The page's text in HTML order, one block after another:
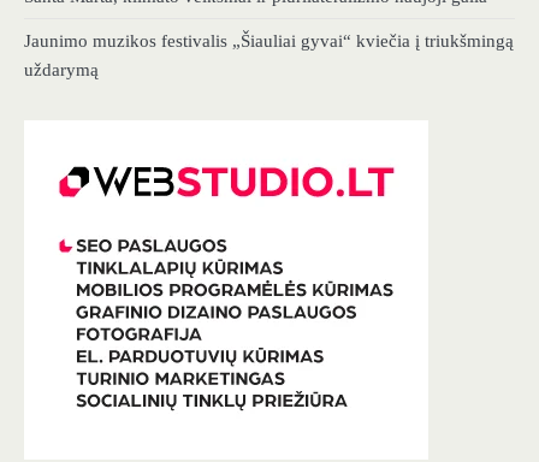
Jaunimo muzikos festivalis „Šiauliai gyvai“ kviečia į triukšmingą
uždarymą